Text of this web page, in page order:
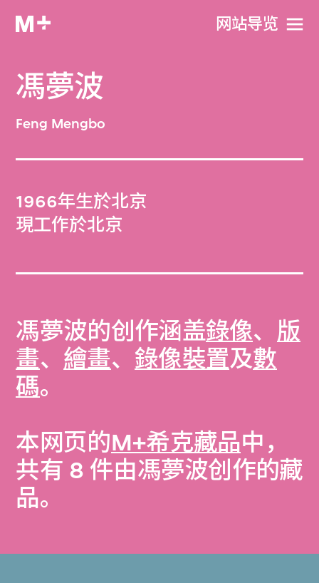
网站导览
馮夢波
Feng Mengbo
1966年生於北京
現工作於北京
馮夢波的创作涵盖錄像、 版
畫、 繪畫、 錄像裝置及數
碼。
本网页的M+希克藏品中，
共有 8 件由馮夢波创作的藏
品。